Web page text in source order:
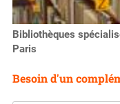
Bibliothèques
Paris
Besoin d'un